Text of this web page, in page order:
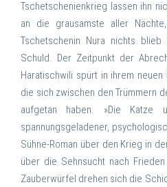
Tschetschenienkrieg lassen ihn
an die grausamste aller
Tschetschenin Nura nichts
Schuld. Der Zeitpunkt der
Haratischwili spürt in ihrem neuen
die sich zwischen den Trümmern
aufgetan haben. »Die
spannungsgeladener,
Sühne-Roman über den Krieg in
über die Sehnsucht nach
Zauberwürfel drehen sich die